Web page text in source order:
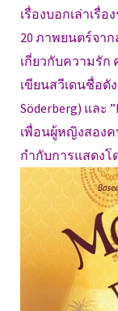
เรื่องบอกเล่าเรื่
20 ภาพยนตร์จาก
เกี่ยวกับความรั
เขียนสวีเดนชื่อดั
Söderberg) และ
เพื่อนผู้หญิงสองค
กำกับการแสดง